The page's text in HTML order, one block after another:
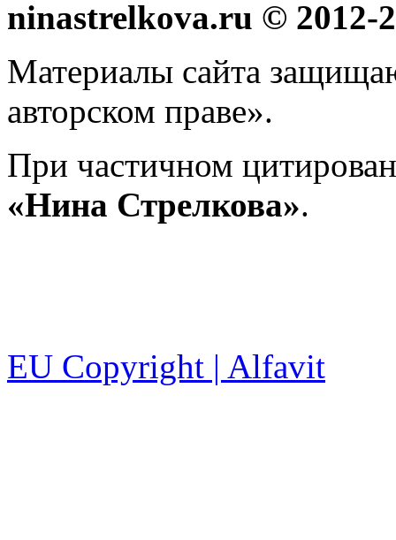
ninastrelkova.ru © 2012-
Материалы сайта
авторском праве».
При частичном
«Нина Стрелкова».
EU Copyright | Alfavit